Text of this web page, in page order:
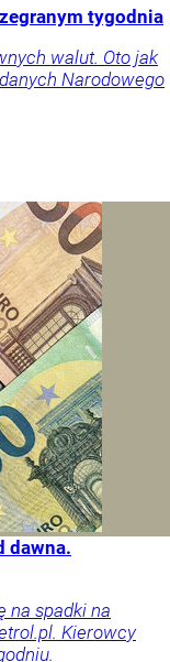
tygodnia
walut. Oto jak
Narodowego
dawna.
na spadki na
Kierowcy